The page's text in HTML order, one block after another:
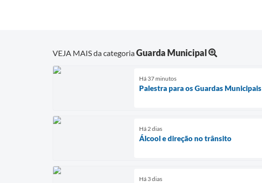
VEJA MAIS da categoriaGuarda Municipal
Há 37 minutos
Palestra para os Guardas Municipais
Há 2 dias
Álcool e direção no trânsito
Há 3 dias